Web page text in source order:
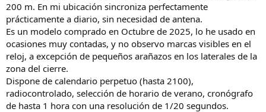
h
i
o
o
200 m. En mi ubicación sincroniza perfectamente
prácticamente a diario, sin necesidad de antena.
Es un modelo comprado en Octubre de 2025, lo he usado en
ocasiones muy contadas, y no observo marcas visibles en el
reloj, a excepción de pequeños arañazos en los laterales de la
zona del cierre.
Dispone de calendario perpetuo (hasta 2100),
radiocontrolado, selección de horario de verano, cronógrafo
de hasta 1 hora con una resolución de 1/20 segundos.